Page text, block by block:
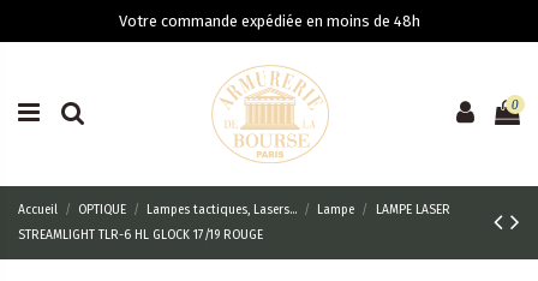
Votre commande expédiée en moins de 48h
0
Accueil OPTIQUE Lampes tactiques, Lasers... Lampe
LAMPE LASER
STREAMLIGHT TLR-6 HL GLOCK 17/19 ROUGE